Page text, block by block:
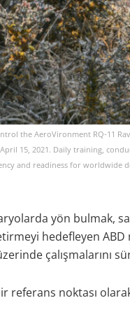
the AeroVironment RQ-11
15, 2021. Daily training,
and readiness for worldwide
yön
hedefleyen
çalışmalarını
referans noktası